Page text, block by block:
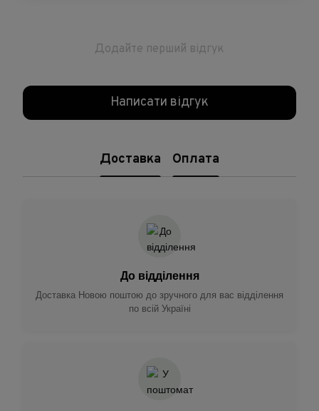
Додайте перший відгук
Написати відгук
Доставка Оплата
До відділення
Доставка Новою поштою до зручного для вас відділення
по всій Україні